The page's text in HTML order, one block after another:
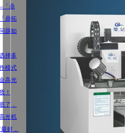
「鼎
鼎拓
题如
择多
模式
高光
钱
！
了，
光机
好，